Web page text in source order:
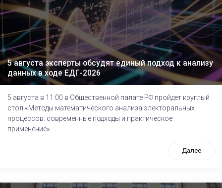
5 августа эксперты обсудят единый подход к анализу
данных в ходе ЕДГ-2026
5 августа в 11:00 в Общественной палате РФ пройдет круглый
стол «Методы математического анализа электоральных
процессов: современные подходы и практическое
применение».
Далее